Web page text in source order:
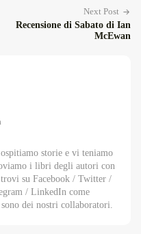
Next Post
Recensione di Sabato di Ian
McEwan
storie e vi teniamo
i libri degli autori con
su Facebook / Twitter /
/ LinkedIn come
dei nostri collaboratori.